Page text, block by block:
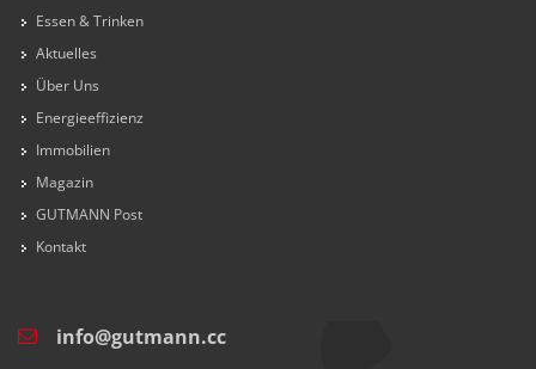
Essen & Trinken
Aktuelles
Über Uns
Energieeffizienz
Immobilien
Magazin
GUTMANN Post
Kontakt
info@gutmann.cc